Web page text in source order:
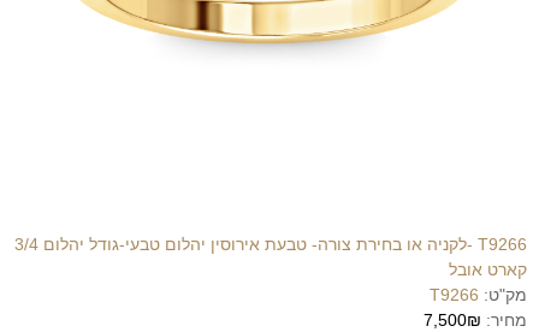
T9266 -לקניה או בחירת צורה- טבעת אירוסין יהלום טבעי-גודל יהלום 3/4
קארט אובל
מק"ט: T9266
מחיר: 7,500₪